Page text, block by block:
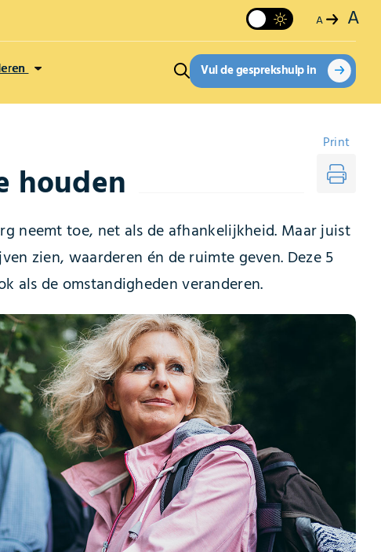
A A
Vul de gesprekshulp in
houden
Print
neemt toe, net als de afhankelijkheid. Maar juist
zien, waarderen én de ruimte geven. Deze 5
als de omstandigheden veranderen.